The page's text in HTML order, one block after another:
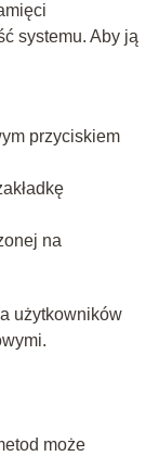
systemu. Aby ją
przyciskiem
na
użytkowników
może